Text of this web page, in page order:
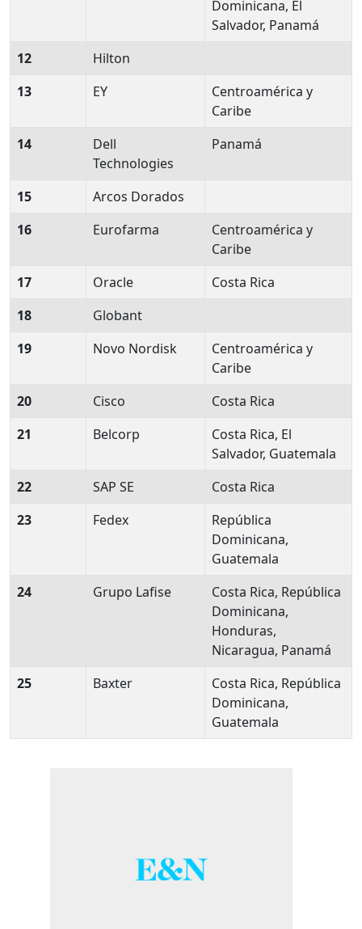
Dominicana, El
Salvador, Panamá
12
Hilton
13
EY
Centroamérica y
Caribe
14
Dell
Technologies
Panamá
15
Arcos Dorados
16
Eurofarma
Centroamérica y
Caribe
17
Oracle
Costa Rica
18
Globant
19
Novo Nordisk
Centroamérica y
Caribe
20
Cisco
Costa Rica
21
Belcorp
Costa Rica, El
Salvador, Guatemala
22
SAP SE
Costa Rica
23
Fedex
República
Dominicana,
Guatemala
24
Grupo Lafise
Costa Rica, República
Dominicana,
Honduras,
Nicaragua, Panamá
25
Baxter
Costa Rica, República
Dominicana,
Guatemala